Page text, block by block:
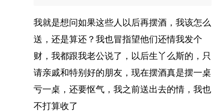
我就是想问如果这些人以后再摆酒，我该怎么
送，还是算还？我也冒指望他们还情我发个
财，我都跟我老公说了，以后生丫么斯的，只
请亲戚和特别好的朋友，现在摆酒真是摆一桌
亏一桌，还要怄气，我之前送出去的情，我也
不打算收了